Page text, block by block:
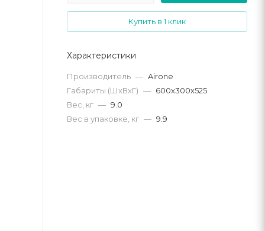
Купить в 1 клик
Характеристики
Производитель — Airone
Габариты (ШхВхГ) — 600х300х525
Вес, кг — 9.0
Вес в упаковке, кг — 9.9